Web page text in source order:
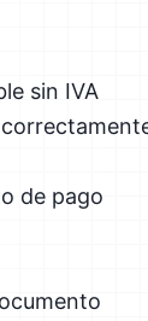
sin IVA
de pago